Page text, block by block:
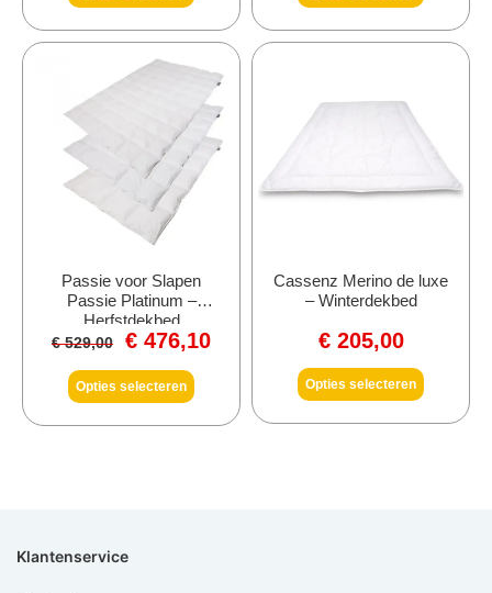
Passie voor Slapen
Passie Platinum –
Herfstdekbed
€529,00 € 476,10
Opties selecteren
Cassenz Merino de luxe
– Winterdekbed
€205,00
Opties selecteren
Klantenservice